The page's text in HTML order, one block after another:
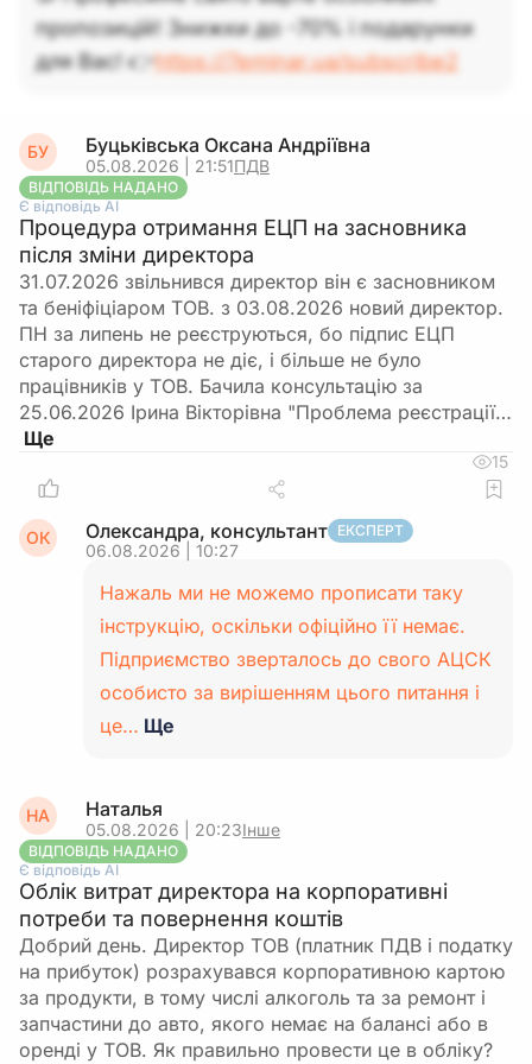
лікарняний показують окремими рядками . За
місяць перерахунку ви: 1) відображаєте
зарплату поточного місяця; 2) відображаєте
нараховані, та коду категорії застрахованої
особи («29» або «36» – якщо інвалід); 3) за
потреби показуєте сторновану зарплату за
попередній місяць окремим рядком зі знаком
«мінус» із зазначенням місяця, за який
коригується заробіток, і від’ємними сумами
нарахувань та ЄСВ. Сам борг працівника як
«мінус» у Д1 не виноситься, там відображають
лише перерахунки нарахованого доходу та
ЄСВ, а не утримання заборгованості.
У наступному місяці при утриманні боргу із
оподатковуваний дохід у звітності
нараховуєте працівнику повний дохід за місяць
(зарплату, лікарняні тощо), утримуєте з нього
потім додатково утримуєте суму боргу в
порядку взаєморозрахунків. У Податковому
розрахунку та додатках за цей наступний
місяць показуєте повний дохід, без зменшення
на суму погашеної заборгованості, оскільки
скориговані нарахування і правильні податки за
місяць, а перенесену на наступний місяць
заборгованість працівника враховують лише у
взаєморозрахунках, а не як коригування
податкових сум у Податковому розрахунку.
пропозицій! Знижки до -70% і подарунки
для Вас! 👉https://7eminar.ua/subscribe2
БУ Буцьківська Оксана Андріївна
05.08.2026 | 21:51ПДВ
ВІДПОВІДЬ НАДАНО
Є відповідь АІ
Процедура отримання ЕЦП на засновника
після зміни директора
31.07.2026 звільнився директор він є засновником
та беніфіціаром ТОВ. з 03.08.2026 новий директор.
ПН за липень не реєструються, бо підпис ЕЦП
старого директора не діє, і більше не було
працівників у ТОВ. Бачила консультацію за
25.06.2026 Ірина Вікторівна "Проблема реєстрації…
15
ОК Олександра, консультант ЕКСПЕРТ
06.08.2026 | 10:27
Нажаль ми не можемо прописати таку
інструкцію, оскільки офіційно її немає.
Підприємство зверталось до свого АЦСК
особисто за вирішенням цього питання і
це… Ще
НА Наталья
05.08.2026 | 20:23Інше
ВІДПОВІДЬ НАДАНО
Є відповідь АІ
Облік витрат директора на корпоративні
потреби та повернення коштів
Добрий день. Директор ТОВ (платник ПДВ і податку
на прибуток) розрахувався корпоративною картою
за продукти, в тому числі алкоголь та за ремонт і
запчастини до авто, якого немає на балансі або в
оренді у ТОВ. Як правильно провести це в обліку?